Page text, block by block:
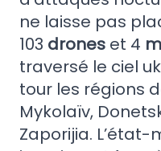
ne laisse pas
103 drones et 4
traversé le ciel
tour les régions
Mykolaïv,
Zaporijia. L’état-